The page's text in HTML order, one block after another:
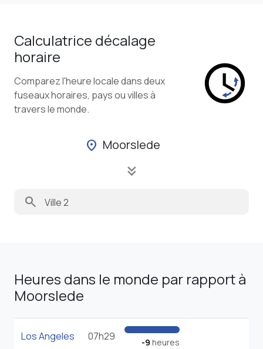
Calculatrice décalage
horaire
Comparez l'heure locale dans deux
fuseaux horaires, pays ou villes à
travers le monde.
location_on Moorslede
keyboard_double_arrow_down
search
Heures dans le monde par rapport à
Moorslede
Los Angeles 07h29 -9 heures